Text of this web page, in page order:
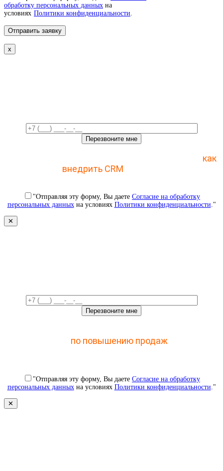
обработку персональных данных на
условиях Политики конфиденциальности.
x
как
внедрить CRM
"Отправляя эту форму, Вы даете Согласие на обработку
персональных данныхна условиях Политики конфиденциальности."
✕
по повышению продаж
"Отправляя эту форму, Вы даете Согласие на обработку
персональных данныхна условиях Политики конфиденциальности."
✕